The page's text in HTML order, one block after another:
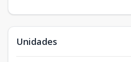
Unidades